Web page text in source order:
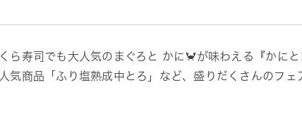
くら寿司でも大人気のまぐろと かに🦀が味わえる『かに
人気商品「ふり塩熟成中とろ」など、盛りだくさんのフェ